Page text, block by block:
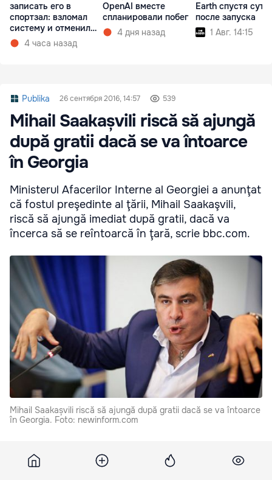
записать его в
спортзал: взломал
систему и отменил
чужую бронь
4 часа назад
OpenAI вместе
спланировали побег
4 дня назад
Earth спустя
после запуска
1 Авг. 14:15
Publika 26 сентября 2016, 14:57 539
Mihail Saakașvili riscă să ajungă
după gratii dacă se va întoarce
în Georgia
Ministerul Afacerilor Interne al Georgiei a anunţat
că fostul preşedinte al ţării, Mihail Saakaşvili,
riscă să ajungă imediat după gratii, dacă va
încerca să se reîntoarcă în ţară, scrie bbc.com.
Mihail Saakașvili riscă să ajungă după gratii dacă se va întoarce
în Georgia. Foto: newinform.com
Şeful MAI a declarat jurnaliştilor că Saakaşvili se află în